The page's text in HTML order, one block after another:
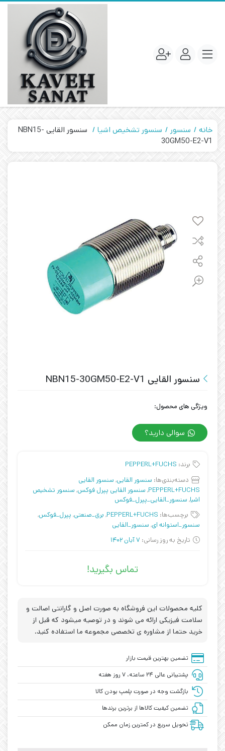
خانه سنسور سنسور تشخیص اشیا
سنسور القایی NBN15-
30GM50-E2-V1
سنسور القایی NBN15-30GM50-E2-V1
ویژگی های محصول:
سوالی دارید؟
برند: PEPPERL+FUCHS
دسته‌بندی‌ها: سنسور القایی, سنسور القایی
PEPPERL+FUCHS
, سنسور القایی پپرل فوکس, سنسور تشخیص
اشیا, سنسور_القایی_پپرل_فوکس
برچسب‌ها: PEPPERL+FUCHS
, برق_صنعتی, پپرل_فوکس,
سنسور_استوانه ای, سنسور_القایی
تاریخ به روز رسانی: 7 آبان 1402
تماس بگیرید!
کلیه محصولات این فروشگاه به صورت اصل و گارانتی اصالت و
سلامت فیزیکی ارائه می شوند و در توصیه میشود که قبل از
خرید حتما از مشاوره ی تخصصی مجموعه ما استفاده کنید.
تضمین بهترین قیمت بازار
پشتیبانی عالی ۲۴ ساعته، ۷ روز هفته
بازگشت وجه در صورت پلمپ بودن کالا
تضمین کیفیت کالاها از برترین برندها
تحویل سریع در کمترین زمان ممکن